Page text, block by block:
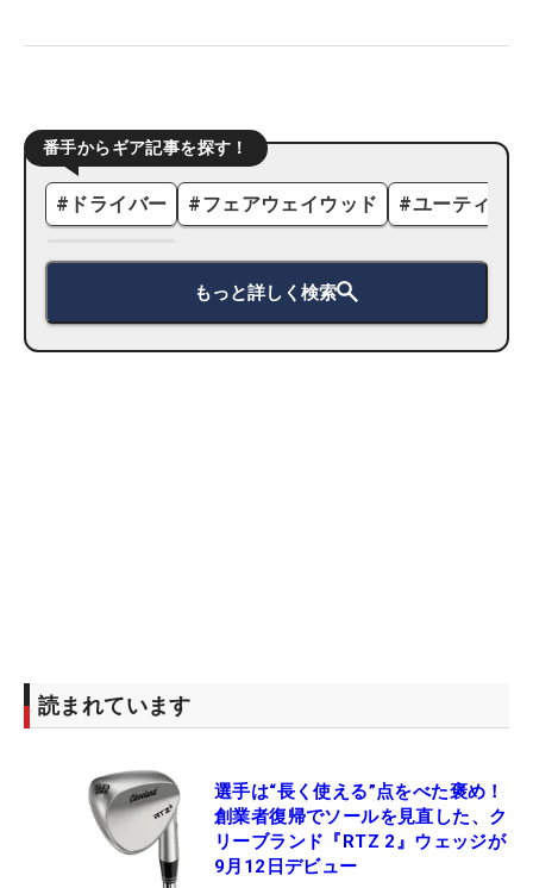
番手からギア記事を探す！
# ドライバー #フェアウェイウッド #ユーティリ
もっと詳しく検索
読まれています
選手は“長く使える”点をべた褒め！
創業者復帰でソールを見直した、ク
リーブランド『RTZ 2』ウェッジが
9月12日デビュー